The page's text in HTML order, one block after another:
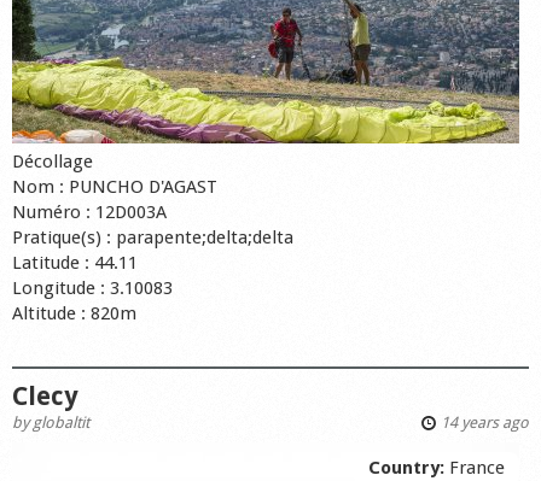
Décollage
Nom : PUNCHO D'AGAST
Numéro : 12D003A
Pratique(s) : parapente;delta;delta
Latitude : 44.11
Longitude : 3.10083
Altitude : 820m
Clecy
byglobaltit 14 years ago
Country: France